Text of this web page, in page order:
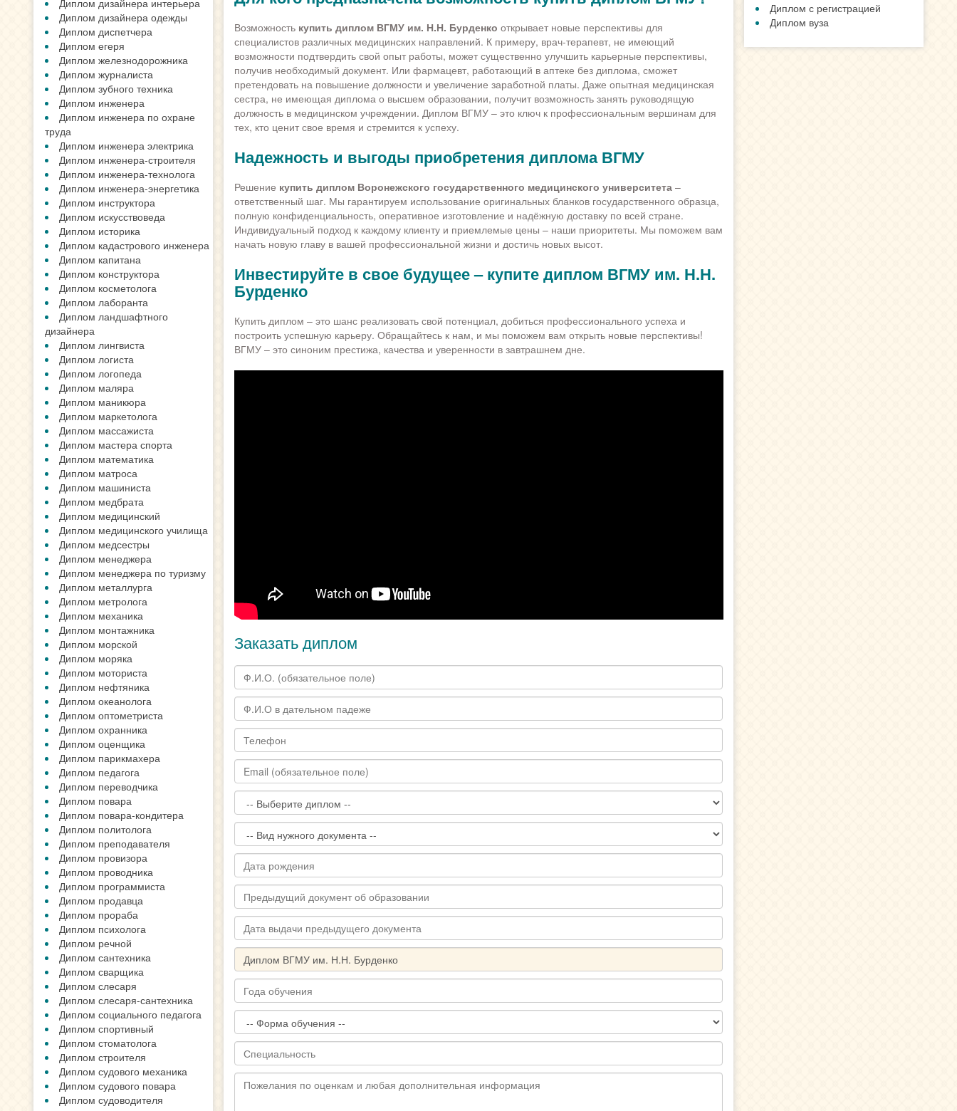
Диплом дизайнера интерьера
Диплом дизайнера одежды
Диплом диспетчера
Диплом егеря
Диплом железнодорожника
Диплом журналиста
Диплом зубного техника
Диплом инженера
Диплом инженера по охране
труда
Диплом инженера электрика
Диплом инженера-строителя
Диплом инженера-технолога
Диплом инженера-энергетика
Диплом инструктора
Диплом искусствоведа
Диплом историка
Диплом кадастрового инженера
Диплом капитана
Диплом конструктора
Диплом косметолога
Диплом лаборанта
Диплом ландшафтного
дизайнера
Диплом лингвиста
Диплом логиста
Диплом логопеда
Диплом маляра
Диплом маникюра
Диплом маркетолога
Диплом массажиста
Диплом мастера спорта
Диплом математика
Диплом матроса
Диплом машиниста
Диплом медбрата
Диплом медицинский
Диплом медицинского училища
Диплом медсестры
Диплом менеджера
Диплом менеджера по туризму
Диплом металлурга
Диплом метролога
Диплом механика
Диплом монтажника
Диплом морской
Диплом моряка
Диплом моториста
Диплом нефтяника
Диплом океанолога
Диплом оптометриста
Диплом охранника
Диплом оценщика
Диплом парикмахера
Диплом педагога
Диплом переводчика
Диплом повара
Диплом повара-кондитера
Диплом политолога
Диплом преподавателя
Диплом провизора
Диплом проводника
Диплом программиста
Диплом продавца
Диплом прораба
Диплом психолога
Диплом речной
Диплом сантехника
Диплом сварщика
Диплом слесаря
Диплом слесаря-сантехника
Диплом социального педагога
Диплом спортивный
Диплом стоматолога
Диплом строителя
Диплом судового механика
Диплом судового повара
Диплом судоводителя
Возможность купить диплом ВГМУ им. Н.Н. Бурденко открывает новые перспективы для
специалистов различных медицинских направлений. К примеру, врач-терапевт, не имеющий
возможности подтвердить свой опыт работы, может существенно улучшить карьерные перспективы,
получив необходимый документ. Или фармацевт, работающий в аптеке без диплома, сможет
претендовать на повышение должности и увеличение заработной платы. Даже опытная медицинская
сестра, не имеющая диплома о высшем образовании, получит возможность занять руководящую
должность в медицинском учреждении. Диплом ВГМУ – это ключ к профессиональным вершинам для
тех, кто ценит свое время и стремится к успеху.
Надежность и выгоды приобретения диплома ВГМУ
Решение купить диплом Воронежского государственного медицинского университета–
ответственный шаг. Мы гарантируем использование оригинальных бланков государственного образца,
полную конфиденциальность, оперативное изготовление и надёжную доставку по всей стране.
Индивидуальный подход к каждому клиенту и приемлемые цены – наши приоритеты. Мы поможем вам
начать новую главу в вашей профессиональной жизни и достичь новых высот.
Инвестируйте в свое будущее – купите диплом ВГМУ им. Н.Н.
Бурденко
Купить диплом – это шанс реализовать свой потенциал, добиться профессионального успеха и
построить успешную карьеру. Обращайтесь к нам, и мы поможем вам открыть новые перспективы!
ВГМУ – это синоним престижа, качества и уверенности в завтрашнем дне.
Заказать диплом
ПОЛЕЗНЫЕ СТАТЬИ